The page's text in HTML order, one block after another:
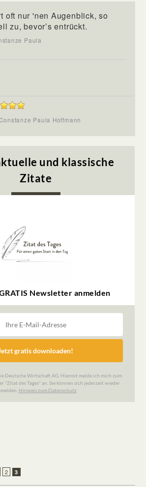
oft nur 'nen Augenblick, so
zu, bevor’s entrückt.
Paula
Paula Hoffmann
2 3